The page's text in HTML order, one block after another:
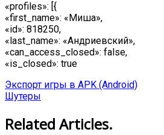
«profiles»: [{
«first_name»: «Миша»,
«id»: 818250,
«last_name»: «Андриевский»,
«can_access_closed»: false,
«is_closed»: true
Экспорт игры в APK (Android)
Шутеры
Related Articles.